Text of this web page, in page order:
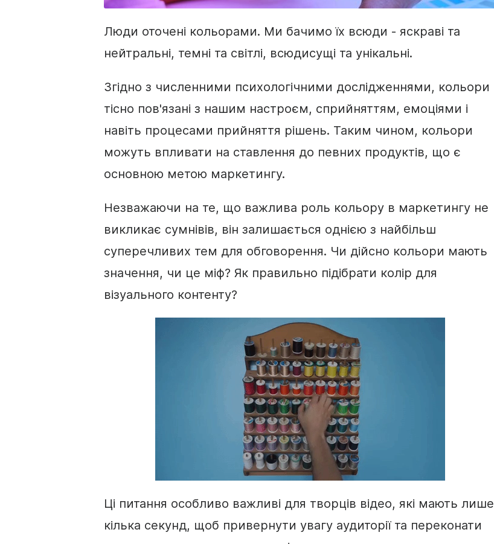
Люди оточені кольорами. Ми бачимо їх всюди - яскраві та
нейтральні, темні та світлі, всюдисущі та унікальні.
Згідно з численними психологічними дослідженнями, кольори
тісно пов'язані з нашим настроєм, сприйняттям, емоціями і
навіть процесами прийняття рішень. Таким чином, кольори
можуть впливати на ставлення до певних продуктів, що є
основною метою маркетингу.
Незважаючи на те, що важлива роль кольору в маркетингу не
викликає сумнівів, він залишається однією з найбільш
суперечливих тем для обговорення. Чи дійсно кольори мають
значення, чи це міф? Як правильно підібрати колір для
візуального контенту?
Ці питання особливо важливі для творців відео, які мають лише
кілька секунд, щоб привернути увагу аудиторії та переконати